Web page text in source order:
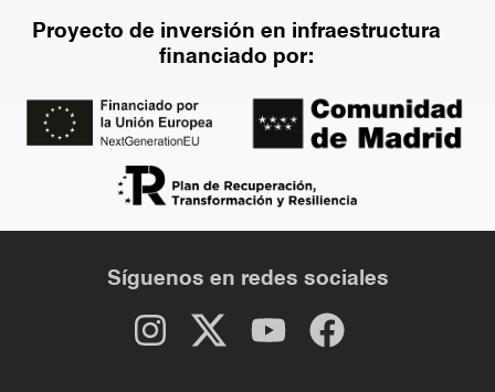
Proyecto de inversión en infraestructura
financiado por:
Síguenos en redes sociales